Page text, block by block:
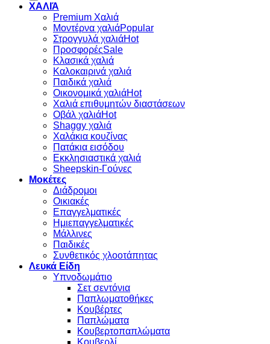
ΧΑΛΙΆ
Premium Χαλιά
Μοντέρνα χαλιά
Στρογγυλά χαλιά
Προσφορές
Κλασικά χαλιά
Καλοκαιρινά χαλιά
Παιδικά χαλιά
Οικονομικά χαλιά
Χαλιά επιθυμητών διαστάσεων
Οβάλ χαλιά
Shaggy χαλιά
Χαλάκια κουζίνας
Πατάκια εισόδου
Εκκλησιαστικά χαλιά
Sheepskin-Γούνες
Μοκέτες
Διάδρομοι
Οικιακές
Επαγγελματικές
Ημιεπαγγελματικές
Μάλλινες
Παιδικές
Συνθετικός χλοοτάπητας
Λευκά Είδη
Υπνοδωμάτιο
Σετ σεντόνια
Παπλωματοθήκες
Κουβέρτες
Παπλώματα
Κουβερτοπαπλώματα
Κουβερλί